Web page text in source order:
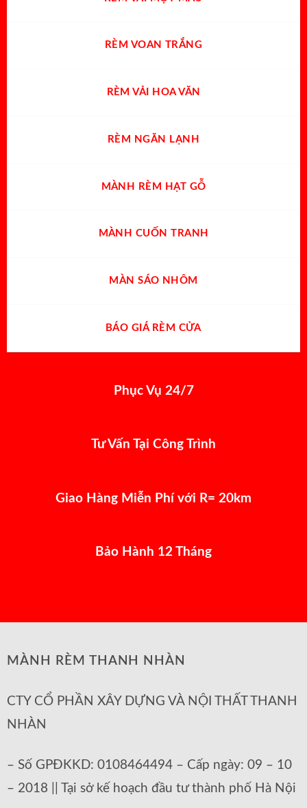
RÈM VOAN TRẮNG
RÈM VẢI HOA VĂN
RÈM NGĂN LẠNH
MÀNH RÈM HẠT GỖ
MÀNH CUỐN TRANH
MÀN SÁO NHÔM
BÁO GIÁ RÈM CỬA
Phục Vụ 24/7
Tư Vấn Tại Công Trình
Giao Hàng Miễn Phí với R= 20km
Bảo Hành 12 Tháng
MÀNH RÈM THANH NHÀN
CTY CỔ PHẦN XÂY DỰNG VÀ NỘI THẤT THANH
NHÀN
– Số GPĐKKD: 0108464494 – Cấp ngày: 09 – 10
– 2018 || Tại sở kế hoạch đầu tư thành phố Hà Nội